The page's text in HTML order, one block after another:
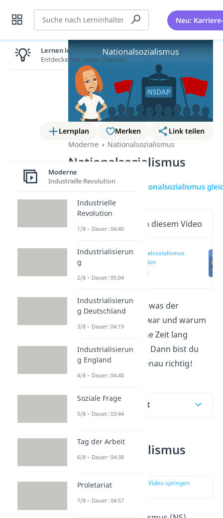
Suche Neu:
Lernplan Merken
Link teilen
Moderne
Nationalsozialismus
Nationalsozialismus
Übersicht Ist Nationalsozialismus
Wichtige Inhalte in diesem Video
Nationalsozialismus
Definition
(00:15)
Du möchtest wissen, was der
Nationalsozialismus war und warum
er sich überhaupt eine Zeit lang
durchsetzen konnte? Dann bist du
hier und im
genau richtig!
Inhaltsübersicht
Nationalsozialismus
Definition
zur Stelle im Video springen
Lernen lohnt sich!
Entdecke hier deine Chancen.
Moderne
Industrielle Revolution
Industrielle
Revolution
1/8 – Dauer: 04:40
Industrialisierun
g
2/8 – Dauer: 05:04
Industrialisierun
g Deutschland
3/8 – Dauer: 04:19
Industrialisierun
g England
4/8 – Dauer: 04:40
Soziale Frage
5/8 – Dauer: 03:44
Tag der Arbeit
6/8 – Dauer: 04:38
Proletariat
7/8 – Dauer: 04:57